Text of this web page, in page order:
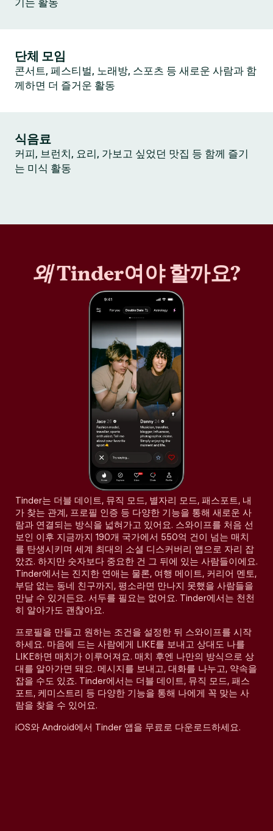
기는 활동
단체 모임
콘서트, 페스티벌, 노래방, 스포츠 등 새로운 사람과 함
께하면 더 즐거운 활동
식음료
커피, 브런치, 요리, 가보고 싶었던 맛집 등 함께 즐기
는 미식 활동
왜Tinder여야 할까요?
Tinder는 더블 데이트, 뮤직 모드, 별자리 모드, 패스포트, 내
가 찾는 관계, 프로필 인증 등 다양한 기능을 통해 새로운 사
람과 연결되는 방식을 넓혀가고 있어요. 스와이프를 처음 선
보인 이후 지금까지 190개 국가에서 550억 건이 넘는 매치
를 탄생시키며 세계 최대의 소셜 디스커버리 앱으로 자리 잡
았죠. 하지만 숫자보다 중요한 건 그 뒤에 있는 사람들이에요.
Tinder에서는 진지한 연애는 물론, 여행 메이트, 커리어 멘토,
부담 없는 동네 친구까지, 평소라면 만나지 못했을 사람들을
만날 수 있거든요. 서두를 필요는 없어요. Tinder에서는 천천
히 알아가도 괜찮아요.
프로필을 만들고 원하는 조건을 설정한 뒤 스와이프를 시작
하세요. 마음에 드는 사람에게 LIKE를 보내고 상대도 나를
LIKE하면 매치가 이루어져요. 매치 후엔 나만의 방식으로 상
대를 알아가면 돼요. 메시지를 보내고, 대화를 나누고, 약속을
잡을 수도 있죠. Tinder에서는 더블 데이트, 뮤직 모드, 패스
포트, 케미스트리 등 다양한 기능을 통해 나에게 꼭 맞는 사
람을 찾을 수 있어요.
iOS와 Android에서 Tinder 앱을 무료로 다운로드하세요.